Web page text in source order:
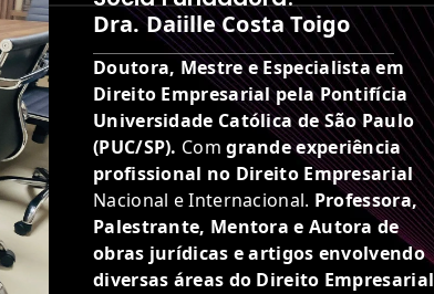
Dra. Daiille Costa Toigo
Doutora, Mestre e Especialista em
Direito Empresarial pela Pontifícia
Universidade Católica de São Paulo
(PUC/SP). Comgrande experiência
profissional no Direito Empresarial
Nacional e Internacional. Professora,
Palestrante, Mentora e Autora de
obras jurídicas e artigos envolvendo
diversas áreas do Direito Empresarial